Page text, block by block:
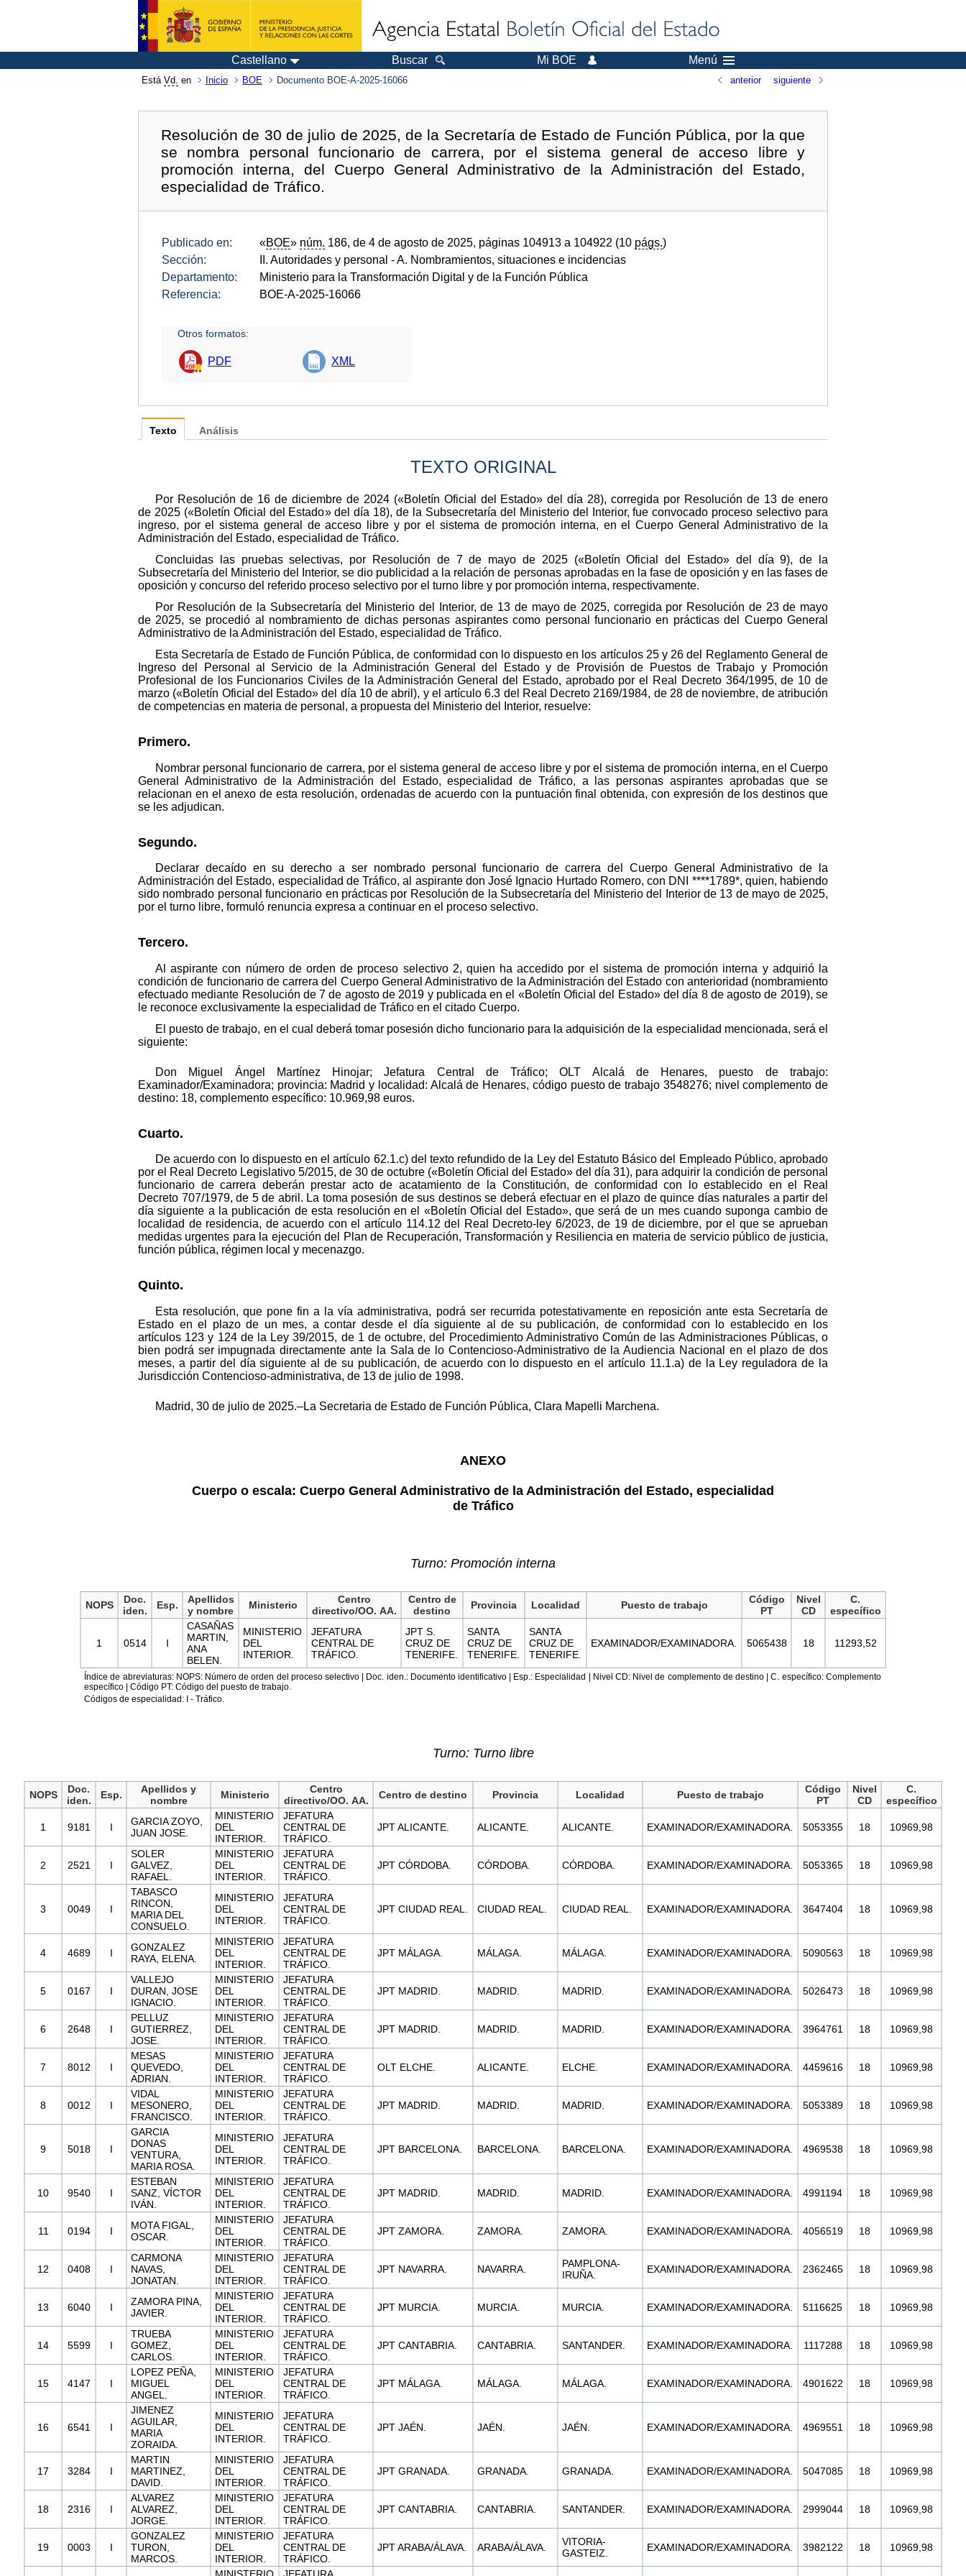
Castellano Buscar Mi BOE Menú
Está Vd. en Inicio BOE Documento BOE-A-2025-16066 anterior siguiente
Resolución de 30 de julio de 2025, de la Secretaría de Estado de Función Pública, por la que
se nombra personal funcionario de carrera, por el sistema general de acceso libre y
promoción interna, del Cuerpo General Administrativo de la Administración del Estado,
especialidad de Tráfico.
Publicado en: «BOE» núm. 186, de 4 de agosto de 2025, páginas 104913 a 104922 (10 págs.)
Sección:
II. Autoridades y personal - A. Nombramientos, situaciones e incidencias
Departamento:
Ministerio para la Transformación Digital y de la Función Pública
Referencia:
BOE-A-2025-16066
Otros formatos:
PDF XML
Texto
TEXTO ORIGINAL
Por Resolución de 16 de diciembre de 2024 («Boletín Oficial del Estado» del día 28), corregida por Resolución de 13 de enero
de 2025 («Boletín Oficial del Estado» del día 18), de la Subsecretaría del Ministerio del Interior, fue convocado proceso selectivo para
ingreso, por el sistema general de acceso libre y por el sistema de promoción interna, en el Cuerpo General Administrativo de la
Administración del Estado, especialidad de Tráfico.
Concluidas las pruebas selectivas, por Resolución de 7 de mayo de 2025 («Boletín Oficial del Estado» del día 9), de la
Subsecretaría del Ministerio del Interior, se dio publicidad a la relación de personas aprobadas en la fase de oposición y en las fases de
oposición y concurso del referido proceso selectivo por el turno libre y por promoción interna, respectivamente.
Por Resolución de la Subsecretaría del Ministerio del Interior, de 13 de mayo de 2025, corregida por Resolución de 23 de mayo
de 2025, se procedió al nombramiento de dichas personas aspirantes como personal funcionario en prácticas del Cuerpo General
Administrativo de la Administración del Estado, especialidad de Tráfico.
Esta Secretaría de Estado de Función Pública, de conformidad con lo dispuesto en los artículos 25 y 26 del Reglamento General de
Ingreso del Personal al Servicio de la Administración General del Estado y de Provisión de Puestos de Trabajo y Promoción
Profesional de los Funcionarios Civiles de la Administración General del Estado, aprobado por el Real Decreto 364/1995, de 10 de
marzo («Boletín Oficial del Estado» del día 10 de abril), y el artículo 6.3 del Real Decreto 2169/1984, de 28 de noviembre, de atribución
de competencias en materia de personal, a propuesta del Ministerio del Interior, resuelve:
Primero.
Nombrar personal funcionario de carrera, por el sistema general de acceso libre y por el sistema de promoción interna, en el Cuerpo
General Administrativo de la Administración del Estado, especialidad de Tráfico, a las personas aspirantes aprobadas que se
relacionan en el anexo de esta resolución, ordenadas de acuerdo con la puntuación final obtenida, con expresión de los destinos que
se les adjudican.
Segundo.
Declarar decaído en su derecho a ser nombrado personal funcionario de carrera del Cuerpo General Administrativo de la
Administración del Estado, especialidad de Tráfico, al aspirante don José Ignacio Hurtado Romero, con DNI ****1789*, quien, habiendo
sido nombrado personal funcionario en prácticas por Resolución de la Subsecretaría del Ministerio del Interior de 13 de mayo de 2025,
por el turno libre, formuló renuncia expresa a continuar en el proceso selectivo.
Tercero.
Al aspirante con número de orden de proceso selectivo 2, quien ha accedido por el sistema de promoción interna y adquirió la
condición de funcionario de carrera del Cuerpo General Administrativo de la Administración del Estado con anterioridad (nombramiento
efectuado mediante Resolución de 7 de agosto de 2019 y publicada en el «Boletín Oficial del Estado» del día 8 de agosto de 2019), se
le reconoce exclusivamente la especialidad de Tráfico en el citado Cuerpo.
El puesto de trabajo, en el cual deberá tomar posesión dicho funcionario para la adquisición de la especialidad mencionada, será el
siguiente:
Don Miguel Ángel Martínez Hinojar; Jefatura Central de Tráfico; OLT Alcalá de Henares, puesto de trabajo:
Examinador/Examinadora; provincia: Madrid y localidad: Alcalá de Henares, código puesto de trabajo 3548276; nivel complemento de
destino: 18, complemento específico: 10.969,98 euros.
Cuarto.
De acuerdo con lo dispuesto en el artículo 62.1.c) del texto refundido de la Ley del Estatuto Básico del Empleado Público, aprobado
por el Real Decreto Legislativo 5/2015, de 30 de octubre («Boletín Oficial del Estado» del día 31), para adquirir la condición de personal
funcionario de carrera deberán prestar acto de acatamiento de la Constitución, de conformidad con lo establecido en el Real
Decreto 707/1979, de 5 de abril. La toma posesión de sus destinos se deberá efectuar en el plazo de quince días naturales a partir del
día siguiente a la publicación de esta resolución en el «Boletín Oficial del Estado», que será de un mes cuando suponga cambio de
localidad de residencia, de acuerdo con el artículo 114.12 del Real Decreto-ley 6/2023, de 19 de diciembre, por el que se aprueban
medidas urgentes para la ejecución del Plan de Recuperación, Transformación y Resiliencia en materia de servicio público de justicia,
función pública, régimen local y mecenazgo.
Quinto.
Esta resolución, que pone fin a la vía administrativa, podrá ser recurrida potestativamente en reposición ante esta Secretaría de
Estado en el plazo de un mes, a contar desde el día siguiente al de su publicación, de conformidad con lo establecido en los
artículos 123 y 124 de la Ley 39/2015, de 1 de octubre, del Procedimiento Administrativo Común de las Administraciones Públicas, o
bien podrá ser impugnada directamente ante la Sala de lo Contencioso-Administrativo de la Audiencia Nacional en el plazo de dos
meses, a partir del día siguiente al de su publicación, de acuerdo con lo dispuesto en el artículo 11.1.a) de la Ley reguladora de la
Jurisdicción Contencioso-administrativa, de 13 de julio de 1998.
Madrid, 30 de julio de 2025.–La Secretaria de Estado de Función Pública, Clara Mapelli Marchena.
ANEXO
Cuerpo o escala: Cuerpo General Administrativo de la Administración del Estado, especialidad
de Tráfico
Turno: Promoción interna
NOPS
Doc.
iden.
Esp.
Apellidos
y nombre
Ministerio
Centro
directivo/OO. AA.
Centro de
destino
Provincia Localidad Puesto de trabajo
Código
PT
Nivel
CD
C.
específico
1 0514 I
CASAÑAS
MARTIN,
ANA
BELEN.
MINISTERIO
DEL
INTERIOR.
JEFATURA
CENTRAL DE
TRÁFICO.
JPT S.
CRUZ DE
TENERIFE.
SANTA
CRUZ DE
TENERIFE.
SANTA
CRUZ DE
TENERIFE.
EXAMINADOR/EXAMINADORA. 5065438 18 11293,52
Índice de abreviaturas: NOPS: Número de orden del proceso selectivo | Doc. iden.: Documento identificativo | Esp.: Especialidad | Nivel CD: Nivel de complemento de destino | C. específico: Complemento
específico | Código PT: Código del puesto de trabajo.
Códigos de especialidad: I - Tráfico.
Turno: Turno libre
NOPS
Doc.
iden.
Esp.
Apellidos y
nombre
Ministerio
Centro
directivo/OO. AA.
Centro de destino Provincia Localidad Puesto de trabajo
Código
PT
Nivel
CD
C.
específico
1 9181 I
GARCIA ZOYO,
JUAN JOSE.
MINISTERIO
DEL
INTERIOR.
JEFATURA
CENTRAL DE
TRÁFICO.
JPT ALICANTE. ALICANTE. ALICANTE. EXAMINADOR/EXAMINADORA. 5053355 18 10969,98
2 2521 I
SOLER
GALVEZ,
RAFAEL.
MINISTERIO
DEL
INTERIOR.
JEFATURA
CENTRAL DE
TRÁFICO.
JPT CÓRDOBA. CÓRDOBA. CÓRDOBA. EXAMINADOR/EXAMINADORA. 5053365 18 10969,98
3 0049 I
TABASCO
RINCON,
MARIA DEL
CONSUELO.
MINISTERIO
DEL
INTERIOR.
JEFATURA
CENTRAL DE
TRÁFICO.
JPT CIUDAD REAL. CIUDAD REAL. CIUDAD REAL. EXAMINADOR/EXAMINADORA. 3647404 18 10969,98
4 4689 I
GONZALEZ
RAYA, ELENA.
MINISTERIO
DEL
INTERIOR.
JEFATURA
CENTRAL DE
TRÁFICO.
JPT MÁLAGA. MÁLAGA. MÁLAGA. EXAMINADOR/EXAMINADORA. 5090563 18 10969,98
5 0167 I
VALLEJO
DURAN, JOSE
IGNACIO.
MINISTERIO
DEL
INTERIOR.
JEFATURA
CENTRAL DE
TRÁFICO.
JPT MADRID. MADRID. MADRID. EXAMINADOR/EXAMINADORA. 5026473 18 10969,98
6 2648 I
PELLUZ
GUTIERREZ,
JOSE.
MINISTERIO
DEL
INTERIOR.
JEFATURA
CENTRAL DE
TRÁFICO.
JPT MADRID. MADRID. MADRID. EXAMINADOR/EXAMINADORA. 3964761 18 10969,98
7 8012 I
MESAS
QUEVEDO,
ADRIAN.
MINISTERIO
DEL
INTERIOR.
JEFATURA
CENTRAL DE
TRÁFICO.
OLT ELCHE. ALICANTE. ELCHE. EXAMINADOR/EXAMINADORA. 4459616 18 10969,98
8 0012 I
VIDAL
MESONERO,
FRANCISCO.
MINISTERIO
DEL
INTERIOR.
JEFATURA
CENTRAL DE
TRÁFICO.
JPT MADRID. MADRID. MADRID. EXAMINADOR/EXAMINADORA. 5053389 18 10969,98
9 5018 I
GARCIA
DONAS
VENTURA,
MARIA ROSA.
MINISTERIO
DEL
INTERIOR.
JEFATURA
CENTRAL DE
TRÁFICO.
JPT BARCELONA. BARCELONA. BARCELONA. EXAMINADOR/EXAMINADORA. 4969538 18 10969,98
10 9540 I
ESTEBAN
SANZ, VÍCTOR
IVÁN.
MINISTERIO
DEL
INTERIOR.
JEFATURA
CENTRAL DE
TRÁFICO.
JPT MADRID. MADRID. MADRID. EXAMINADOR/EXAMINADORA. 4991194 18 10969,98
11 0194 I
MOTA FIGAL,
OSCAR.
MINISTERIO
DEL
INTERIOR.
JEFATURA
CENTRAL DE
TRÁFICO.
JPT ZAMORA. ZAMORA. ZAMORA. EXAMINADOR/EXAMINADORA. 4056519 18 10969,98
12 0408 I
CARMONA
NAVAS,
JONATAN.
MINISTERIO
DEL
INTERIOR.
JEFATURA
CENTRAL DE
TRÁFICO.
JPT NAVARRA. NAVARRA.
PAMPLONA-
IRUÑA.
EXAMINADOR/EXAMINADORA. 2362465 18 10969,98
13 6040 I
ZAMORA PINA,
JAVIER.
MINISTERIO
DEL
INTERIOR.
JEFATURA
CENTRAL DE
TRÁFICO.
JPT MURCIA. MURCIA. MURCIA. EXAMINADOR/EXAMINADORA. 5116625 18 10969,98
14 5599 I
TRUEBA
GOMEZ,
CARLOS.
MINISTERIO
DEL
INTERIOR.
JEFATURA
CENTRAL DE
TRÁFICO.
JPT CANTABRIA. CANTABRIA. SANTANDER. EXAMINADOR/EXAMINADORA. 1117288 18 10969,98
15 4147 I
LOPEZ PEÑA,
MIGUEL
ANGEL.
MINISTERIO
DEL
INTERIOR.
JEFATURA
CENTRAL DE
TRÁFICO.
JPT MÁLAGA. MÁLAGA. MÁLAGA. EXAMINADOR/EXAMINADORA. 4901622 18 10969,98
16 6541 I
JIMENEZ
AGUILAR,
MARIA
ZORAIDA.
MINISTERIO
DEL
INTERIOR.
JEFATURA
CENTRAL DE
TRÁFICO.
JPT JAÉN. JAÉN. JAÉN. EXAMINADOR/EXAMINADORA. 4969551 18 10969,98
17 3284 I
MARTIN
MARTINEZ,
DAVID.
MINISTERIO
DEL
INTERIOR.
JEFATURA
CENTRAL DE
TRÁFICO.
JPT GRANADA. GRANADA. GRANADA. EXAMINADOR/EXAMINADORA. 5047085 18 10969,98
18 2316 I
ALVAREZ
ALVAREZ,
JORGE.
MINISTERIO
DEL
INTERIOR.
JEFATURA
CENTRAL DE
TRÁFICO.
JPT CANTABRIA. CANTABRIA. SANTANDER. EXAMINADOR/EXAMINADORA. 2999044 18 10969,98
19 0003 I
GONZALEZ
TURON,
MARCOS.
MINISTERIO
DEL
INTERIOR.
JEFATURA
CENTRAL DE
TRÁFICO.
JPT ARABA/ÁLAVA. ARABA/ÁLAVA.
VITORIA-
GASTEIZ.
EXAMINADOR/EXAMINADORA. 3982122 18 10969,98
Análisis